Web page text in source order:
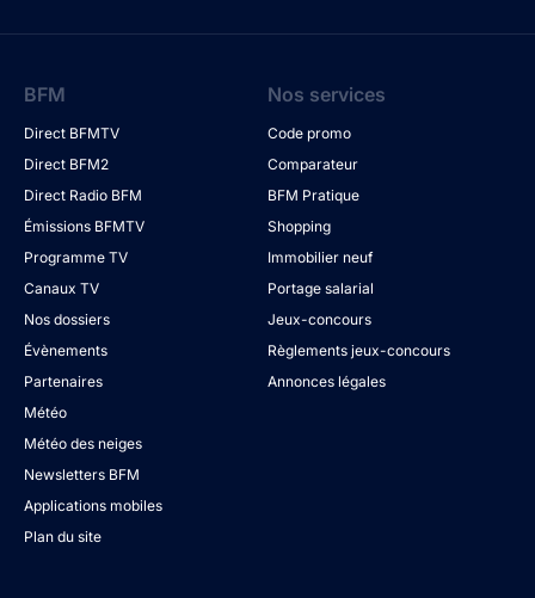
BFM
Direct BFMTV
Direct BFM2
Direct Radio BFM
Émissions BFMTV
Programme TV
Canaux TV
Nos dossiers
Évènements
Partenaires
Météo
Météo des neiges
Newsletters BFM
Applications mobiles
Plan du site
Nos services
Code promo
Comparateur
BFM Pratique
Shopping
Immobilier neuf
Portage salarial
Jeux-concours
Règlements jeux-concours
Annonces légales